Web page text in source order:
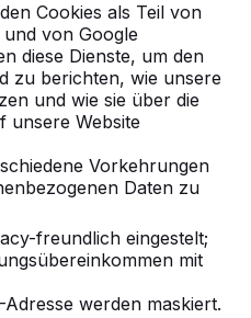
Cookies als Teil von
von Google
diese Dienste, um den
zu berichten, wie unsere
und wie sie über die
unsere Website
Vorkehrungen
Daten zu
freundlich eingestelt;
mit
werden maskiert.
HeBlad auf